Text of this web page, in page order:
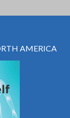
AMERICA